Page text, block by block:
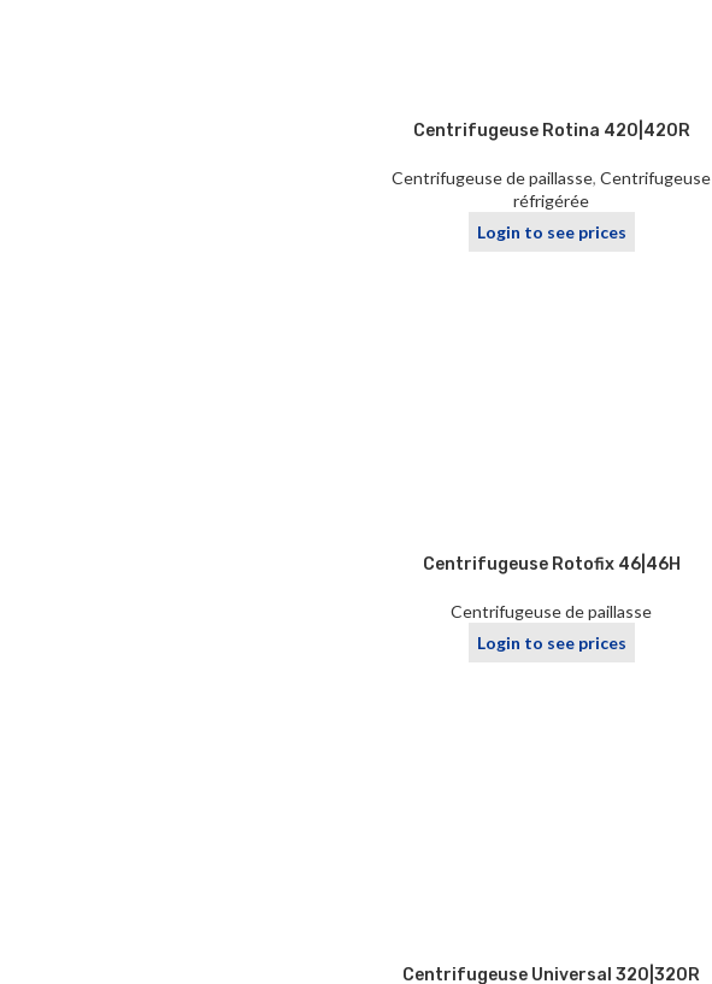
Centrifugeuse Rotina 420|420R
Centrifugeuse de paillasse,Centrifugeuse
réfrigérée
Login to see prices
Centrifugeuse Rotofix 46|46H
Centrifugeuse de paillasse
Login to see prices
Centrifugeuse Universal 320|320R